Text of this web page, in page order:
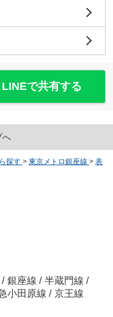
LINEで共有する
へ
探す > 東京メトロ銀座線 > 表
/ 銀座線 / 半蔵門線 /
小田原線 / 京王線